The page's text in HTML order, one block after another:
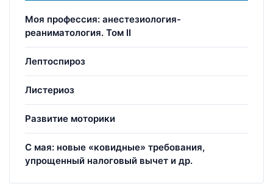
Моя профессия: анестезиология-
реаниматология. Том II
Лептоспироз
Листериоз
Развитие моторики
С мая: новые «ковидные» требования,
упрощенный налоговый вычет и др.